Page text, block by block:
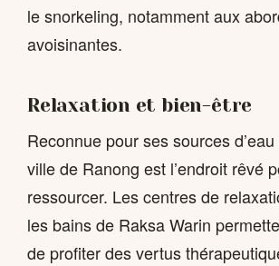
le snorkeling, notamment aux
avoisinantes.
Relaxation et bien-être
Reconnue pour ses sources
ville de Ranong est l’endroit rêvé
ressourcer. Les centres de
les bains de Raksa Warin
de profiter des vertus